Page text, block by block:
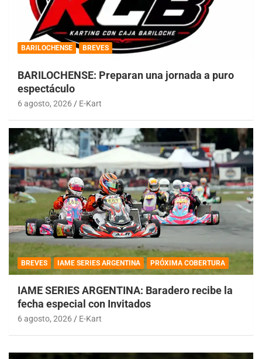
BARILOCHENSE BREVES
BARILOCHENSE: Preparan una jornada a puro
espectáculo
6 agosto, 2026 E-Kart
BREVES IAME SERIES ARGENTINA PRÓXIMA COBERTURA
IAME SERIES ARGENTINA: Baradero recibe la
fecha especial con Invitados
6 agosto, 2026 E-Kart